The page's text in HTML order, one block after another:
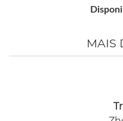
MAIS